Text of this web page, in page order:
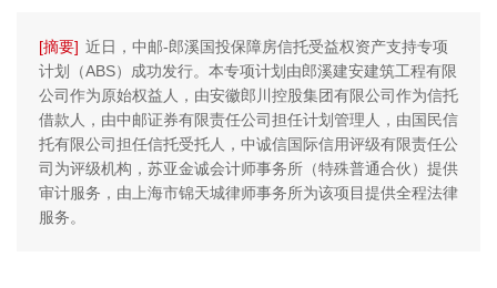
[摘要] 近日，中邮-郎溪国投保障房信托受益权资产支持专项
计划（ABS）成功发行。本专项计划由郎溪建安建筑工程有限
公司作为原始权益人，由安徽郎川控股集团有限公司作为信托
借款人，由中邮证券有限责任公司担任计划管理人，由国民信
托有限公司担任信托受托人，中诚信国际信用评级有限责任公
司为评级机构，苏亚金诚会计师事务所（特殊普通合伙）提供
审计服务，由上海市锦天城律师事务所为该项目提供全程法律
服务。